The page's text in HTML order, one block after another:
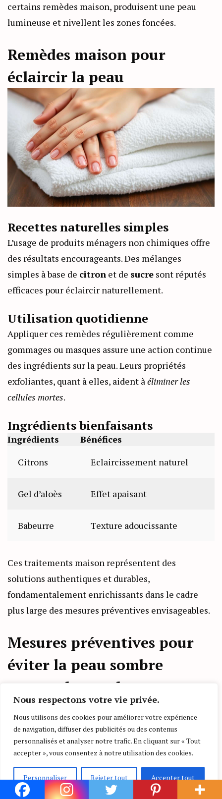
Nous respectons votre vie privée.
Nous utilisons des cookies pour améliorer votre expérience
de navigation, diffuser des publicités ou des contenus
personnalisés et analyser notre trafic. En cliquant sur « Tout
accepter », vous consentez à notre utilisation des cookies.
Personnaliser Rejeter tout Accepter tout
certains remèdes maison, produisent une peau
lumineuse et nivellent les zones foncées.
Remèdes maison pour
éclaircir la peau
Recettes naturelles simples
L’usage de produits ménagers non chimiques offre
des résultats encourageants. Des mélanges
simples à base de citron et de sucre sont réputés
efficaces pour éclaircir naturellement.
Utilisation quotidienne
Appliquer ces remèdes régulièrement comme
gommages ou masques assure une action continue
des ingrédients sur la peau. Leurs propriétés
exfoliantes, quant à elles, aident àéliminer les
cellules mortes.
Ingrédients bienfaisants
Ingrédients
Bénéfices
Citrons
Eclaircissement naturel
Gel d’aloès Effet apaisant
Babeurre Texture adoucissante
Ces traitements maison représentent des
solutions authentiques et durables,
fondamentalement enrichissants dans le cadre
plus large des mesures préventives envisageables.
Mesures préventives pour
éviter la peau sombre
autour des ongles
Pratiques à adopter
Pour éviter une détérioration continue de la
couleur de la peau autour des ongles, quelques
habitudes spécifiques s’imposent :
Ne pas ronger ses ongles ni sucer son pouce